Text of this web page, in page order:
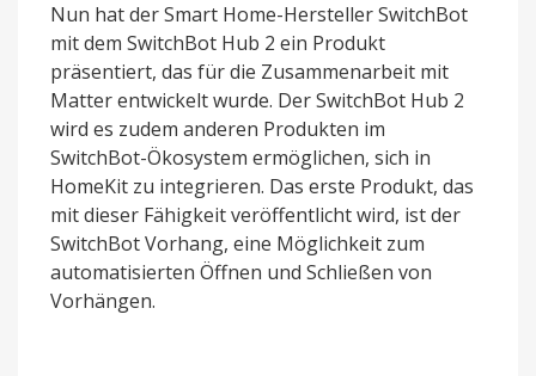
Nun hat der Smart Home-Hersteller SwitchBot
mit dem SwitchBot Hub 2 ein Produkt
präsentiert, das für die Zusammenarbeit mit
Matter entwickelt wurde. Der SwitchBot Hub 2
wird es zudem anderen Produkten im
SwitchBot-Ökosystem ermöglichen, sich in
HomeKit zu integrieren. Das erste Produkt, das
mit dieser Fähigkeit veröffentlicht wird, ist der
SwitchBot Vorhang, eine Möglichkeit zum
automatisierten Öffnen und Schließen von
Vorhängen.